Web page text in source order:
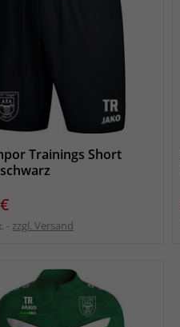
Trainings Short
zzgl. Versand